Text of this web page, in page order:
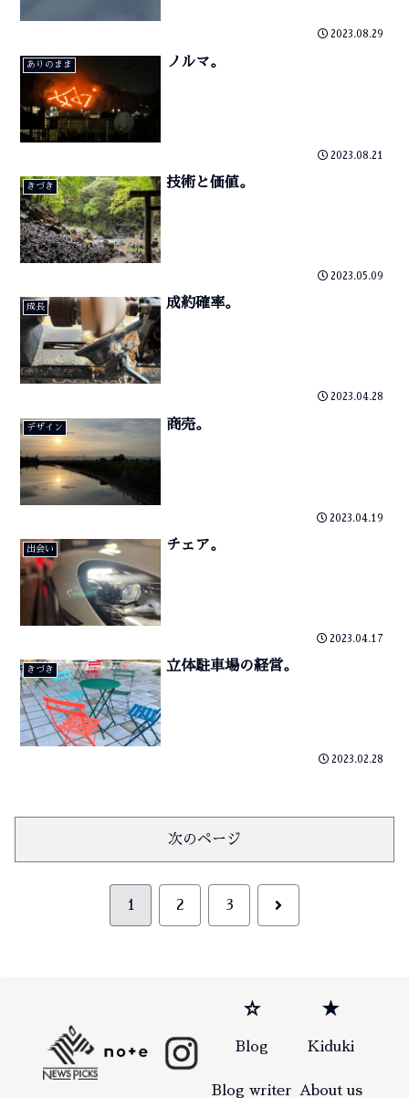
2023.08.29
ありのまま ノルマ。
2023.08.21
きづき 技術と価値。
2023.05.09
成長 成約確率。
2023.04.28
デザイン 商売。
2023.04.19
出会い チェア。
2023.04.17
きづき 立体駐車場の経営。
2023.02.28
次のページ
1 2 3 次
☆
Blog
Blog writer
★
Kiduki
About us